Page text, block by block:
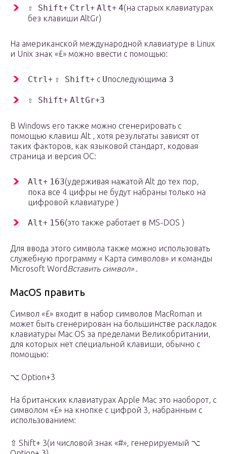
⇧ Shift+ Ctrl+ Alt+ 4(на старых клавиатурах
без клавиши AltGr)
На американской международной клавиатуре в Linux
и Unix знак «£» можно ввести с помощью:
Ctrl+ ⇧ Shift+ с Uпоследующимa 3
⇧ Shift+ AltGr+3
В Windows его также можно сгенерировать с
помощью клавиш Alt , хотя результаты зависят от
таких факторов, как языковой стандарт, кодовая
страница и версия ОС:
Alt+ 163(удерживая нажатой Alt до тех пор,
пока все 4 цифры не будут набраны только на
цифровой клавиатуре )
Alt+ 156(это также работает в MS-DOS )
Для ввода этого символа также можно использовать
служебную программу « Карта символов» и команды
Microsoft WordВставить символ».
MacOS править
Символ «£» входит в набор символов MacRoman и
может быть сгенерирован на большинстве раскладок
клавиатуры Mac OS за пределами Великобритании,
для которых нет специальной клавиши, обычно с
помощью:
⌥ Option+3
На британских клавиатурах Apple Mac это наоборот, с
символом «£» на кнопке с цифрой 3, набранным с
использованием:
⇧ Shift+ 3(и числовой знак «#», генерируемый ⌥